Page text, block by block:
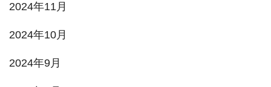
2024年11月
2024年10月
2024年9月